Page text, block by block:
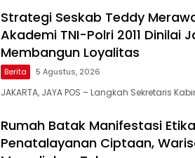
Strategi Seskab Teddy
Akademi TNI-Polri 2011 Dinilai
Membangun Loyalitas
Berita 5 Agustus, 2026
JAKARTA, JAYA POS – Langkah Sekretaris
Rumah Batak Manifestasi
Penatalayanan Ciptaan,